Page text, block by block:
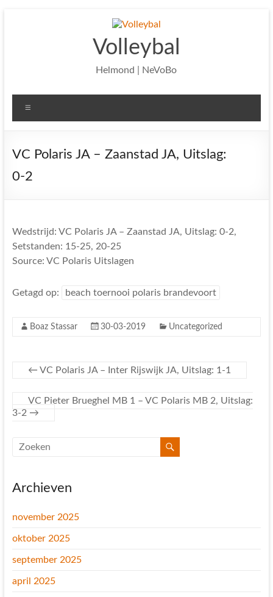
Volleybal
Helmond | NeVoBo
VC Polaris JA – Zaanstad JA, Uitslag:
0-2
Wedstrijd: VC Polaris JA – Zaanstad JA, Uitslag: 0-2,
Setstanden: 15-25, 20-25
Source: VC Polaris Uitslagen
Getagd op: beach toernooi polaris brandevoort
Boaz Stassar 30-03-2019 Uncategorized
← VC Polaris JA – Inter Rijswijk JA, Uitslag: 1-1
VC Pieter Brueghel MB 1 – VC Polaris MB 2, Uitslag:
3-2 →
Archieven
november 2025
oktober 2025
september 2025
april 2025